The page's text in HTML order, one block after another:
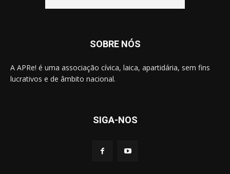
SOBRE NÓS
A APRe! é uma associação cívica, laica, apartidária, sem fins
lucrativos e de âmbito nacional.
SIGA-NOS